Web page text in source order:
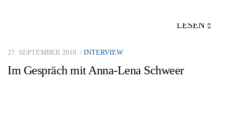
LESEN
27. SEPTEMBER 2018 INTERVIEW
Im Gespräch mit Anna-Lena Schweer